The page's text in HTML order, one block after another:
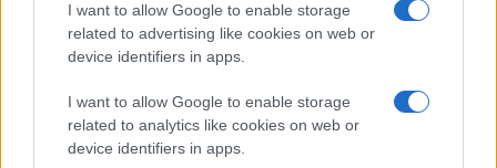
I want to allow Google to enable storage
related to advertising like cookies on web or
device identifiers in apps.
I want to allow Google to enable storage
related to analytics like cookies on web or
device identifiers in apps.